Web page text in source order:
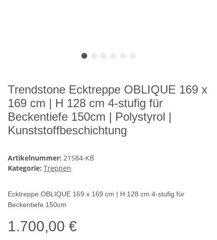
Trendstone Ecktreppe OBLIQUE 169 x
169 cm | H 128 cm 4-stufig für
Beckentiefe 150cm | Polystyrol |
Kunststoffbeschichtung
Artikelnummer: 21584-KB
Kategorie: Treppen
Ecktreppe OBLIQUE 169 x 169 cm | H 128 cm 4-stufig für
Beckentiefe 150cm
1.700,00 €